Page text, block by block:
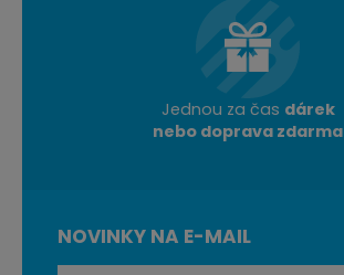
Jednou za čas dárek
nebo doprava zdarma
NOVINKY NA E-MAIL